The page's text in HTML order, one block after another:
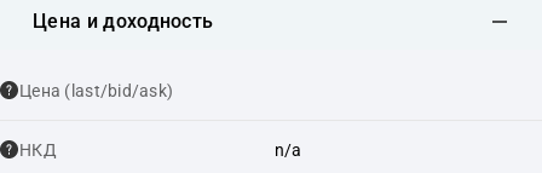
Цена и доходность
Цена (last/bid/ask)
НКД n/a